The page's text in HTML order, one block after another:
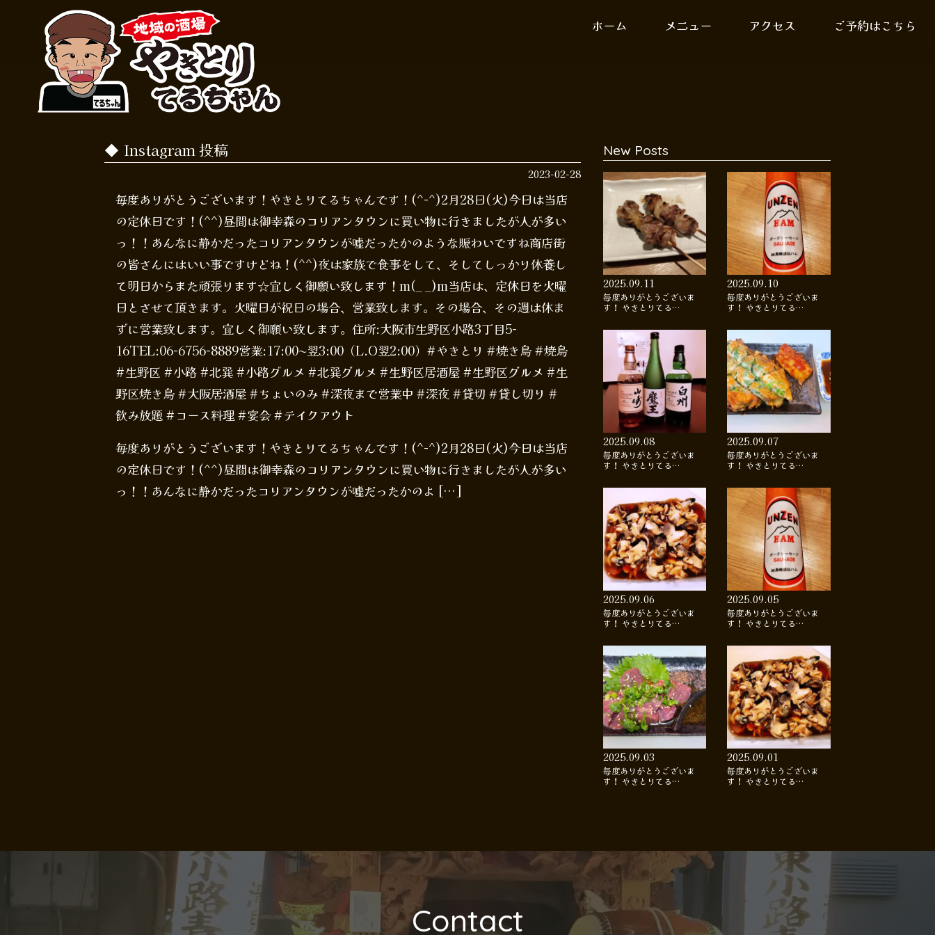
ホーム メニュー アクセス ご予約はこちら
Instagram 投稿
2023-02-28
毎度ありがとうございます！やきとりてるちゃんです！(^-^)2月28日(火)今日は当店
の定休日です！(^^)昼間は御幸森のコリアンタウンに買い物に行きましたが人が多い
っ！！あんなに静かだったコリアンタウンが嘘だったかのような賑わいですね商店街
の皆さんにはいい事ですけどね！(^^)夜は家族で食事をして、そしてしっかり休養し
て明日からまた頑張ります☆宜しく御願い致します！m(_ _)m当店は、定休日を火曜
日とさせて頂きます。火曜日が祝日の場合、営業致します。その場合、その週は休ま
ずに営業致します。宜しく御願い致します。住所:大阪市生野区小路3丁目5-
16TEL:06-6756-8889営業:17:00〜翌3:00（L.O翌2:00）#やきとり #焼き鳥 #焼鳥
#生野区 #小路 #北巽 #小路グルメ #北巽グルメ #生野区居酒屋 #生野区グルメ #生
野区焼き鳥 #大阪居酒屋 #ちょいのみ #深夜まで営業中 #深夜 #貸切 #貸し切り #
飲み放題 #コース料理 #宴会 #テイクアウト
毎度ありがとうございます！やきとりてるちゃんです！(^-^)2月28日(火)今日は当店
の定休日です！(^^)昼間は御幸森のコリアンタウンに買い物に行きましたが人が多い
っ！！あんなに静かだったコリアンタウンが嘘だったかのよ […]
New Posts
2025.09.11
毎度ありがとうございま
す！ やきとりてる…
2025.09.10
毎度ありがとうございま
す！ やきとりてる…
2025.09.08
毎度ありがとうございま
す！ やきとりてる…
2025.09.07
毎度ありがとうございま
す！ やきとりてる…
2025.09.06
毎度ありがとうございま
す！ やきとりてる…
2025.09.05
毎度ありがとうございま
す！ やきとりてる…
2025.09.03
毎度ありがとうございま
す！ やきとりてる…
2025.09.01
毎度ありがとうございま
す！ やきとりてる…
Contact